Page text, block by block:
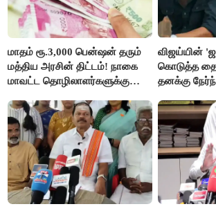
மாதம் ரூ.3,000 பென்ஷன் தரும்
மத்திய அரசின் திட்டம்! நாகை
மாவட்ட தொழிலாளர்களுக்கு
செய்தி!
விஜய்யின்
கொடுத்த
தனக்கு